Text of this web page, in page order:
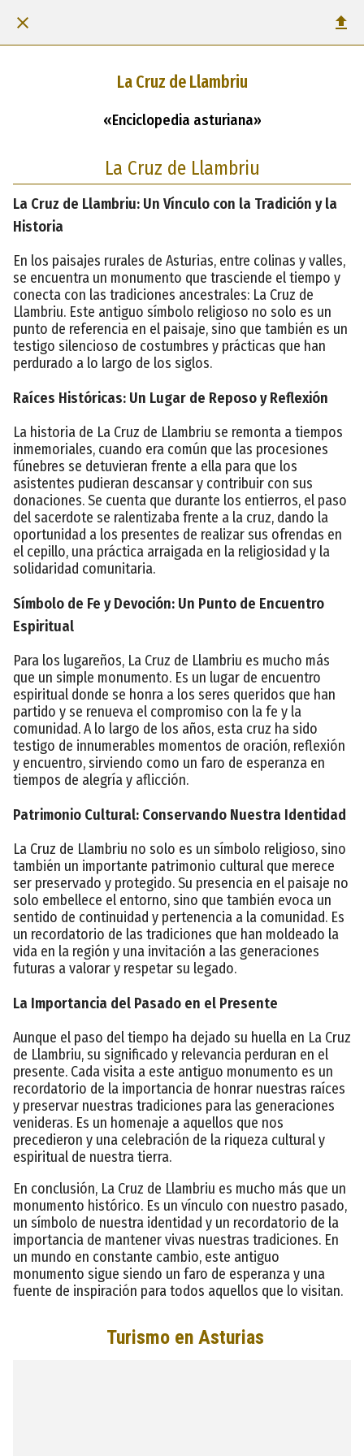
La Cruz de Llambriu
«Enciclopedia asturiana»
La Cruz de Llambriu
La Cruz de Llambriu: Un Vínculo con la Tradición y la
Historia
En los paisajes rurales de Asturias, entre colinas y valles,
se encuentra un monumento que trasciende el tiempo y
conecta con las tradiciones ancestrales: La Cruz de
Llambriu. Este antiguo símbolo religioso no solo es un
punto de referencia en el paisaje, sino que también es un
testigo silencioso de costumbres y prácticas que han
perdurado a lo largo de los siglos.
Raíces Históricas: Un Lugar de Reposo y Reflexión
La historia de La Cruz de Llambriu se remonta a tiempos
inmemoriales, cuando era común que las procesiones
fúnebres se detuvieran frente a ella para que los
asistentes pudieran descansar y contribuir con sus
donaciones. Se cuenta que durante los entierros, el paso
del sacerdote se ralentizaba frente a la cruz, dando la
oportunidad a los presentes de realizar sus ofrendas en
el cepillo, una práctica arraigada en la religiosidad y la
solidaridad comunitaria.
Símbolo de Fe y Devoción: Un Punto de Encuentro
Espiritual
Para los lugareños, La Cruz de Llambriu es mucho más
que un simple monumento. Es un lugar de encuentro
espiritual donde se honra a los seres queridos que han
partido y se renueva el compromiso con la fe y la
comunidad. A lo largo de los años, esta cruz ha sido
testigo de innumerables momentos de oración, reflexión
y encuentro, sirviendo como un faro de esperanza en
tiempos de alegría y aflicción.
Patrimonio Cultural: Conservando Nuestra Identidad
La Cruz de Llambriu no solo es un símbolo religioso, sino
también un importante patrimonio cultural que merece
ser preservado y protegido. Su presencia en el paisaje no
solo embellece el entorno, sino que también evoca un
sentido de continuidad y pertenencia a la comunidad. Es
un recordatorio de las tradiciones que han moldeado la
vida en la región y una invitación a las generaciones
futuras a valorar y respetar su legado.
La Importancia del Pasado en el Presente
Aunque el paso del tiempo ha dejado su huella en La Cruz
de Llambriu, su significado y relevancia perduran en el
presente. Cada visita a este antiguo monumento es un
recordatorio de la importancia de honrar nuestras raíces
y preservar nuestras tradiciones para las generaciones
venideras. Es un homenaje a aquellos que nos
precedieron y una celebración de la riqueza cultural y
espiritual de nuestra tierra.
En conclusión, La Cruz de Llambriu es mucho más que un
monumento histórico. Es un vínculo con nuestro pasado,
un símbolo de nuestra identidad y un recordatorio de la
importancia de mantener vivas nuestras tradiciones. En
un mundo en constante cambio, este antiguo
monumento sigue siendo un faro de esperanza y una
fuente de inspiración para todos aquellos que lo visitan.